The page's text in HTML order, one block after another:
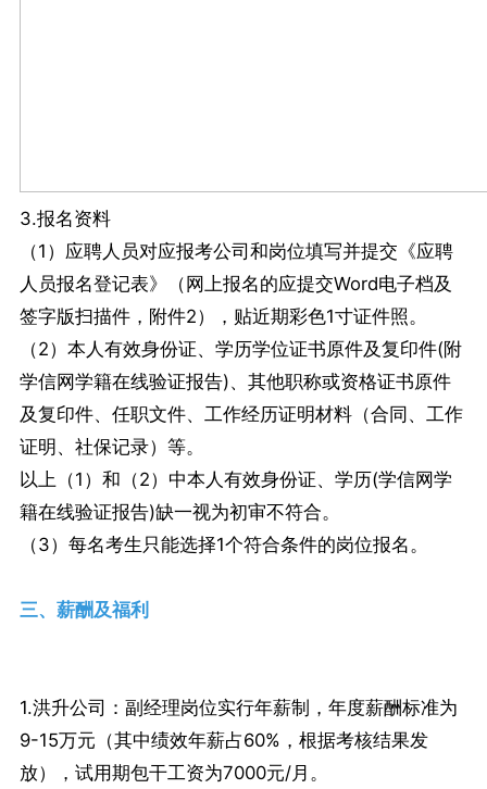
3.报名资料
（1）应聘人员对应报考公司和岗位填写并提交《应聘
人员报名登记表》（网上报名的应提交Word电子档及
签字版扫描件，附件2），贴近期彩色1寸证件照。
（2）本人有效身份证、学历学位证书原件及复印件(附
学信网学籍在线验证报告)、其他职称或资格证书原件
及复印件、任职文件、工作经历证明材料（合同、工作
证明、社保记录）等。
以上（1）和（2）中本人有效身份证、学历(学信网学
籍在线验证报告)缺一视为初审不符合。
（3）每名考生只能选择1个符合条件的岗位报名。
三、薪酬及福利
1.洪升公司：副经理岗位实行年薪制，年度薪酬标准为
9-15万元（其中绩效年薪占60%，根据考核结果发
放），试用期包干工资为7000元/月。